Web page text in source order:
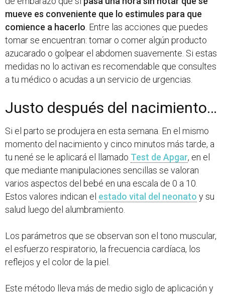
mueve es conveniente que lo estimules para que
comience a hacerlo. Entre las acciones que puedes
tomar se encuentran: tomar o comer algún producto
azucarado o golpear el abdomen suavemente. Si estas
medidas no lo activan es recomendable que consultes
a tu médico o acudas a un servicio de urgencias.
Justo después del nacimiento…
Si el parto se produjera en esta semana. En el mismo
momento del nacimiento y cinco minutos más tarde, a
tu nené se le aplicará el llamado Test de Apgar, en el
que mediante manipulaciones sencillas se valoran
varios aspectos del bebé en una escala de 0 a 10.
Estos valores indican el estado vital del neonato y su
salud luego del alumbramiento.
Los parámetros que se observan son el tono muscular,
el esfuerzo respiratorio, la frecuencia cardíaca, los
reflejos y el color de la piel.
Este método lleva más de medio siglo de aplicación y